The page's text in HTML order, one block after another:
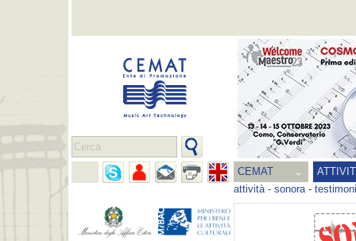
CEMAT
attività- sonora-